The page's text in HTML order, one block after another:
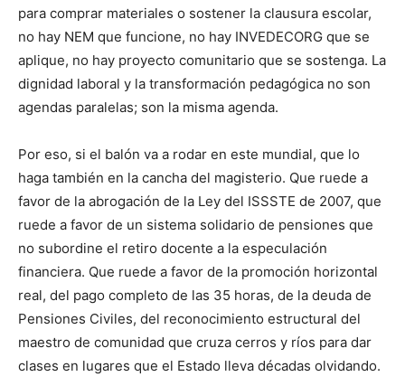
para comprar materiales o sostener la clausura escolar,
no hay NEM que funcione, no hay INVEDECORG que se
aplique, no hay proyecto comunitario que se sostenga. La
dignidad laboral y la transformación pedagógica no son
agendas paralelas; son la misma agenda.
Por eso, si el balón va a rodar en este mundial, que lo
haga también en la cancha del magisterio. Que ruede a
favor de la abrogación de la Ley del ISSSTE de 2007, que
ruede a favor de un sistema solidario de pensiones que
no subordine el retiro docente a la especulación
financiera. Que ruede a favor de la promoción horizontal
real, del pago completo de las 35 horas, de la deuda de
Pensiones Civiles, del reconocimiento estructural del
maestro de comunidad que cruza cerros y ríos para dar
clases en lugares que el Estado lleva décadas olvidando.